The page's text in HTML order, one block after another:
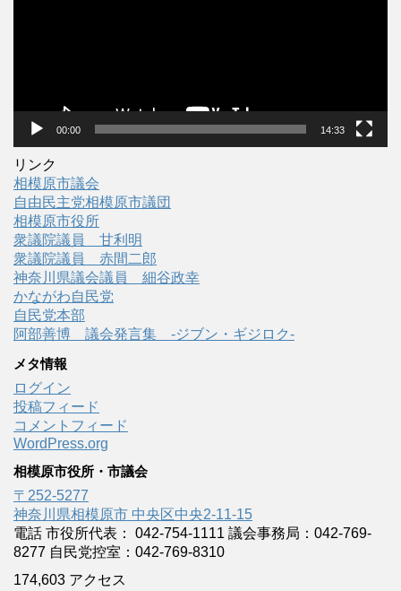
00:00 14:33
リンク
相模原市議会
自由民主党相模原市議団
相模原市役所
衆議院議員 甘利明
衆議院議員 赤間二郎
神奈川県議会議員 細谷政幸
かながわ自民党
自民党本部
阿部善博 議会発言集 -ジブン・ギジロク-
メタ情報
ログイン
投稿フィード
コメントフィード
WordPress.org
相模原市役所・市議会
〒252-5277
神奈川県相模原市 中央区中央2-11-15
電話 市役所代表： 042-754-1111 議会事務局：042-769-
8277 自民党控室：042-769-8310
174,603 アクセス